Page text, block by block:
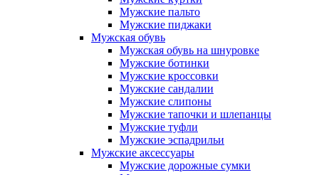
Мужские пальто
Мужские пиджаки
Мужская обувь
Мужская обувь на шнуровке
Мужские ботинки
Мужские кроссовки
Мужские сандалии
Мужские слипоны
Мужские тапочки и шлепанцы
Мужские туфли
Мужские эспадрильи
Мужские аксессуары
Мужские дорожные сумки